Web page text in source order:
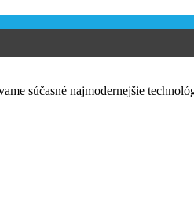
súčasné najmodernejšie